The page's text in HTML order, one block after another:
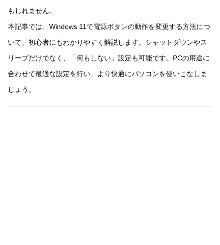
もしれません。
本記事では、Windows 11で電源ボタンの動作を変更する方法につ
いて、初心者にもわかりやすく解説します。シャットダウンやス
リープだけでなく、「何もしない」設定も可能です。PCの用途に
合わせて最適な設定を行い、より快適にパソコンを使いこなしま
しょう。